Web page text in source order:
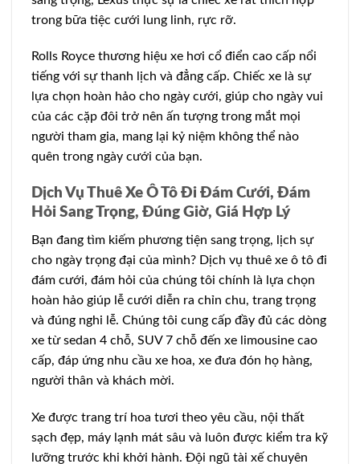
trong bữa tiệc cưới lung linh, rực rỡ.
Rolls Royce thương hiệu xe hơi cổ điển cao cấp nổi
tiếng với sự thanh lịch và đẳng cấp. Chiếc xe là sự
lựa chọn hoàn hảo cho ngày cưới, giúp cho ngày vui
của các cặp đôi trở nên ấn tượng trong mắt mọi
người tham gia, mang lại kỷ niệm không thể nào
quên trong ngày cưới của bạn.
Dịch Vụ Thuê Xe Ô Tô Đi Đám Cưới, Đám
Hỏi Sang Trọng, Đúng Giờ, Giá Hợp Lý
Bạn đang tìm kiếm phương tiện sang trọng, lịch sự
cho ngày trọng đại của mình? Dịch vụ thuê xe ô tô đi
đám cưới, đám hỏi của chúng tôi chính là lựa chọn
hoàn hảo giúp lễ cưới diễn ra chỉn chu, trang trọng
và đúng nghi lễ. Chúng tôi cung cấp đầy đủ các dòng
xe từ sedan 4 chỗ, SUV 7 chỗ đến xe limousine cao
cấp, đáp ứng nhu cầu xe hoa, xe đưa đón họ hàng,
người thân và khách mời.
Xe được trang trí hoa tươi theo yêu cầu, nội thất
sạch đẹp, máy lạnh mát sâu và luôn được kiểm tra kỹ
lưỡng trước khi khởi hành. Đội ngũ tài xế chuyên